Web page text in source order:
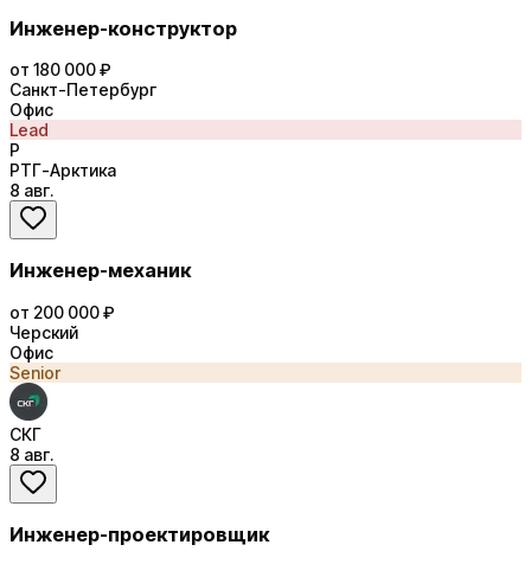
Инженер-конструктор
от 180 000 ₽
Санкт-Петербург
Офис
Lead
Р
РТГ-Арктика
8 авг.
Инженер-механик
от 200 000 ₽
Черский
Офис
Senior
СКГ
8 авг.
Инженер-проектировщик